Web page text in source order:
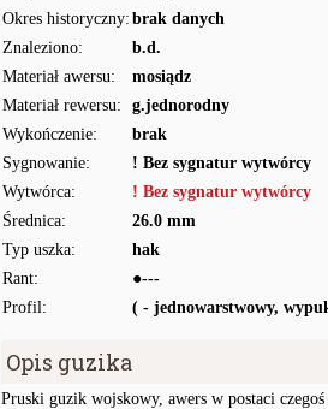
Okres historyczny: brak danych
Znaleziono:
b.d.
Materiał awersu:
mosiądz
Materiał rewersu:
g.jednorodny
Wykończenie:
brak
Sygnowanie:
! Bez sygnatur wytwórcy
Wytwórca:
! Bez sygnatur wytwórcy
Średnica:
26.0 mm
Typ uszka:
hak
Rant:
●---
Profil:
( - jednowarstwowy,
Opis guzika
Pruski guzik wojskowy, awers w postaci